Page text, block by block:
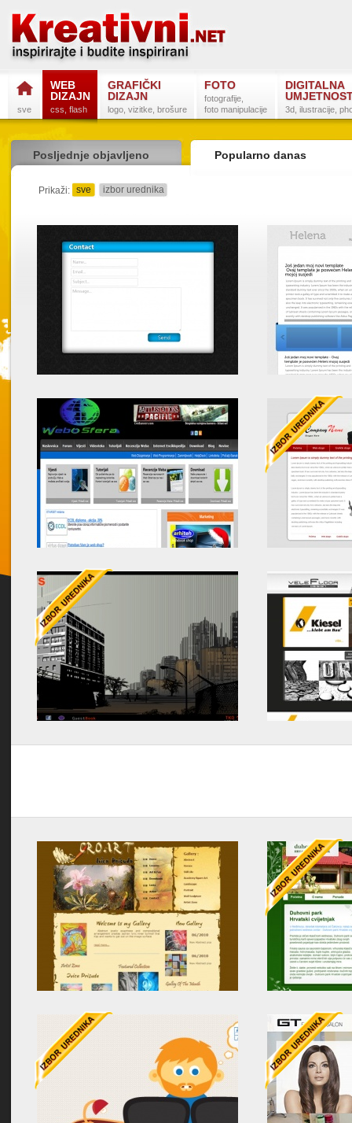
sve
WEB
DIZAJN
css, flash
GRAFIČKI
DIZAJN
logo, vizitke, brošure
FOTO
fotografije,
foto manipulacije
DIGITALNA
3d, ilustracije,
Posljednje objavljeno Popularno danas
Prikaži: sve izbor urednika
Postanite
Twitter